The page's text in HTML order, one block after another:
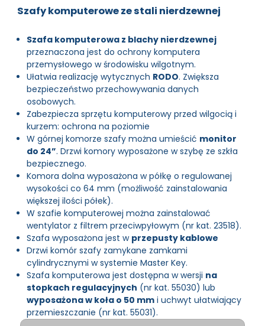
Szafy komputerowe ze stali nierdzewnej
Szafa komputerowa z blachy nierdzewnej
przeznaczona jest do ochrony komputera
przemysłowego w środowisku wilgotnym.
Ułatwia realizację wytycznych RODO. Zwiększa
bezpieczeństwo przechowywania danych
osobowych.
Zabezpiecza sprzętu komputerowy przed wilgocią i
kurzem: ochrona na poziomie
W górnej komorze szafy można umieścić monitor
do 24”. Drzwi komory wyposażone w szybę ze szkła
bezpiecznego.
Komora dolna wyposażona w półkę o regulowanej
wysokości co 64 mm (możliwość zainstalowania
większej ilości półek).
W szafie komputerowej można zainstalować
wentylator z filtrem przeciwpyłowym (nr kat. 23518).
Szafa wyposażona jest w przepusty kablowe
Drzwi komór szafy zamykane zamkami
cylindrycznymi w systemie Master Key.
Szafa komputerowa jest dostępna w wersji na
stopkach regulacyjnych (nr kat. 55030) lub
wyposażona w koła o 50 mm i uchwyt ułatwiający
przemieszczanie (nr kat. 55031).